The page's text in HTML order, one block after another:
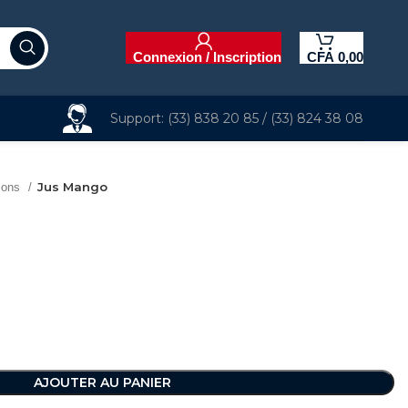
Connexion / Inscription CFA 0,00
Support: (33) 838 20 85 / (33) 824 38 08
Jus Mango
AJOUTER AU PANIER